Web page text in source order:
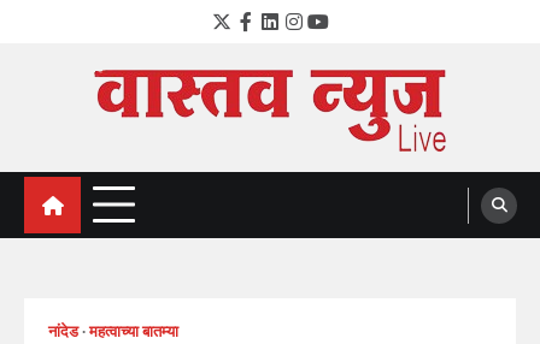
Twitter
Facebook
LinkedIn
Instagram
YouTube
VastavNEWSLive.com
a leading NEWS portal of Maharahstra
नांदेड महत्वाच्या बातम्या